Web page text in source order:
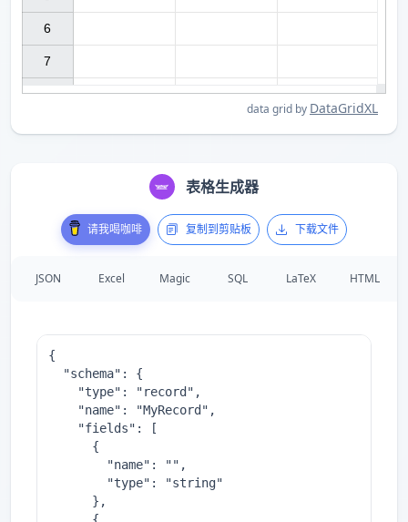
6
7
data grid by DataGridXL
表格生成器
请我喝咖啡 复制到剪贴板 下载文件
JSON Excel Magic SQL LaTeX HTML